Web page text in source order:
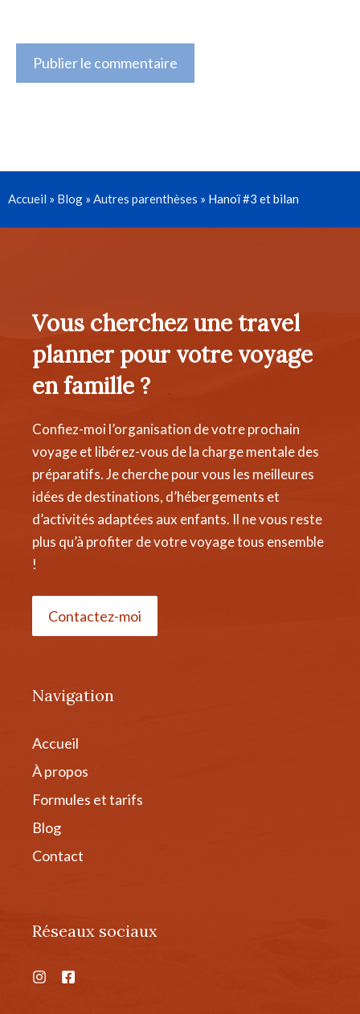
Accueil » Blog » Autres parenthèses » Hanoï #3 et bilan
Vous cherchez une travel
planner pour votre voyage
en famille ?
Confiez-moi l’organisation de votre prochain
voyage et libérez-vous de la charge mentale des
préparatifs. Je cherche pour vous les meilleures
idées de destinations, d’hébergements et
d’activités adaptées aux enfants. Il ne vous reste
plus qu’à profiter de votre voyage tous ensemble
!
Contactez-moi
Navigation
Accueil
À propos
Formules et tarifs
Blog
Contact
Réseaux sociaux